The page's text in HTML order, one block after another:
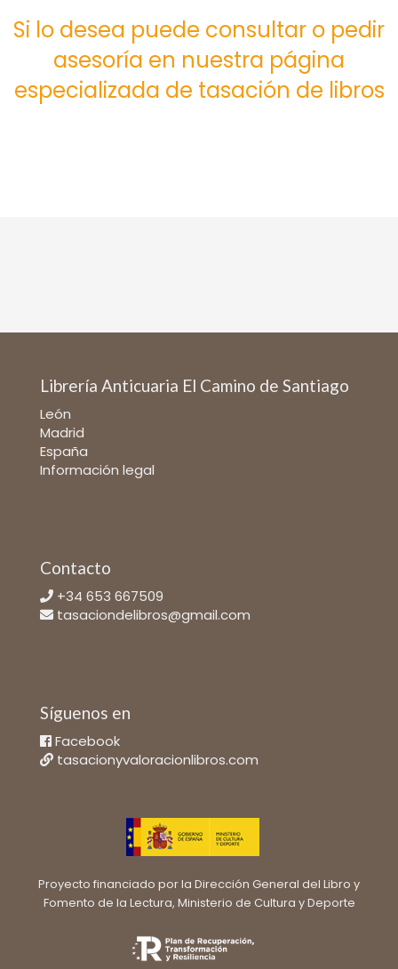
Si lo desea puede consultar o pedir
asesoría en nuestra página
especializada de tasación de libros
Librería Anticuaria El Camino de Santiago
León
Madrid
España
Información legal
Contacto
+34 653 667509
tasaciondelibros@gmail.com
Síguenos en
Facebook
tasacionyvaloracionlibros.com
Proyecto financiado por la Dirección General del Libro y
Fomento de la Lectura, Ministerio de Cultura y Deporte